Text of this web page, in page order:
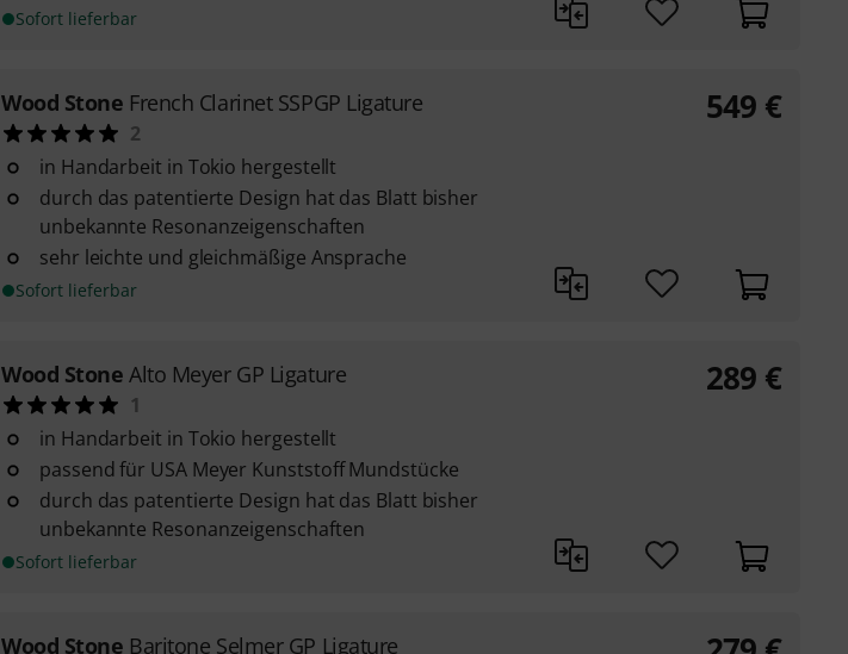
Sofort lieferbar
Wood Stone French Clarinet SSPGP Ligature
2
in Handarbeit in Tokio hergestellt
durch das patentierte Design hat das Blatt bisher
unbekannte Resonanzeigenschaften
sehr leichte und gleichmäßige Ansprache
Sofort lieferbar
549 €
Wood Stone Alto Meyer GP Ligature
1
in Handarbeit in Tokio hergestellt
passend für USA Meyer Kunststoff Mundstücke
durch das patentierte Design hat das Blatt bisher
unbekannte Resonanzeigenschaften
Sofort lieferbar
289 €
Wood Stone Baritone Selmer GP Ligature